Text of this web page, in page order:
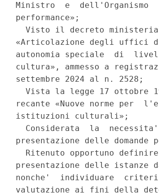
Ministro  e
performance»;
Visto il decreto
«Articolazione degli
autonomia speciale  di
cultura», ammesso a
settembre 2024 al n. 2528;
Vista la legge 17 ottobre
recante «Nuove norme
istituzioni culturali»;
Considerata  la
presentazione delle
Ritenuto opportuno
presentazione delle
nonche'  individuare
valutazione ai fini della